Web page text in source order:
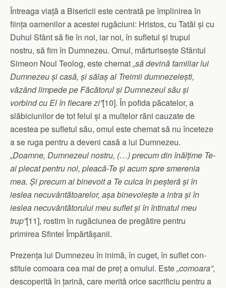
Întreaga viață a Bisericii este centrată pe împlinirea în
ființa oamenilor a acestei rugăciuni: Hristos, cu Tatăl și cu
Duhul Sfânt să fie în noi, iar noi, în sufletul și trupul
nostru, să fim în Dum­nezeu. Omul, mărturisește Sfântul
Simeon Noul Teolog, este chemat„să devină familiar lui
Dumnezeu și casă, și sălaș al Treimii dumnezeiești,
văzând limpede pe Făcătorul și Dum­nezeul său și
vorbind cu El în fiecare zi”[10]. În pofida păcatelor, a
slăbiciunilor de tot felul și a multelor răni cauzate de
acestea pe sufletul său, omul este chemat să nu înceteze
a se ruga pentru a deveni casă a lui Dumnezeu.
„Doamne, Dumnezeul nostru, (…) precum din înălțime Te-
ai plecat pentru noi, pleacă-Te și acum spre smerenia
mea. Și precum ai binevoit a Te culca în peșteră și în
ieslea necuvântătoarelor, așa bine­voiește a intra și în
ieslea necuvântătorului meu suflet și în întinatul meu
trup”[11], rostim în rugăciunea de pregătire pentru
primirea Sfintei Împărtășanii.
Prezența lui Dumnezeu în inimă, în cuget, în suflet con­
stituie comoara cea mai de preț a omului. Este„comoara”,
descoperită în țarină, care merită orice sacrificiu pentru a